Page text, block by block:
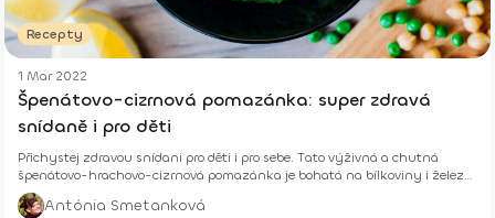
Recepty
1 Mar 2022
Špenátovo-cizrnová pomazánka: super zdravá
snídaně i pro děti
Přichystej zdravou snídani pro děti i pro sebe. Tato výživná a chutná
špenátovo-hrachovo-cizrnová pomazánka je bohatá na bílkoviny i železo.
Oživ s ní domácí pečivo.
Antónia Smetanková